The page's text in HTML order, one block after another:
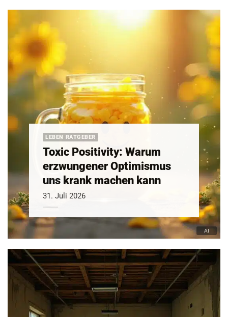
LEBEN RATGEBER
Toxic Positivity: Warum
erzwungener Optimismus
uns krank machen kann
31. Juli 2026